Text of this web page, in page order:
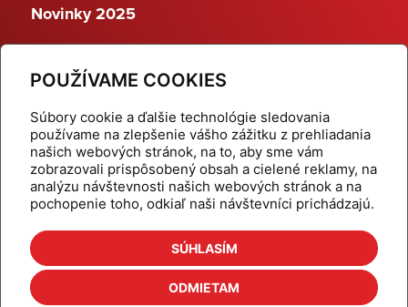
POUŽÍVAME COOKIES
Súbory cookie a ďalšie technológie sledovania
používame na zlepšenie vášho zážitku z prehliadania
našich webových stránok, na to, aby sme vám
zobrazovali prispôsobený obsah a cielené reklamy, na
analýzu návštevnosti našich webových stránok a na
pochopenie toho, odkiaľ naši návštevníci prichádzajú.
SÚHLASÍM
ODMIETAM
Novinky 2025
Dynamické termostatické ventily
Domov
Produkty
Aktuality
Odber šikovné tipy
Kalkulačky
Cenníky
Na stiahnutie
Referencie
Kontakt